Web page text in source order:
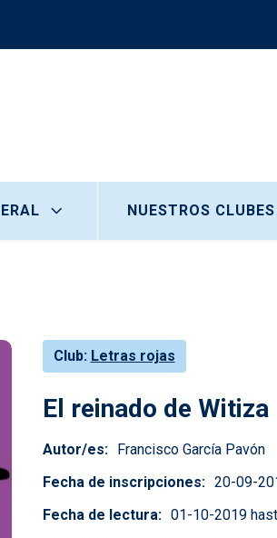
NUESTROS
Club Letras rojas
El reinado de Witiza
Autor/es
Francisco García Pavón
Fecha de inscripciones
20-09-
Fecha de lectura
01-10-2019